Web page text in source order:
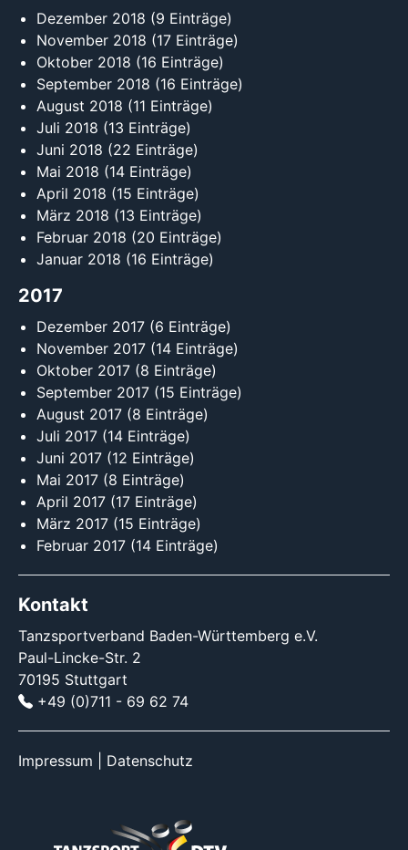
Dezember 2018 (9 Einträge)
November 2018 (17 Einträge)
Oktober 2018 (16 Einträge)
September 2018 (16 Einträge)
August 2018 (11 Einträge)
Juli 2018 (13 Einträge)
Juni 2018 (22 Einträge)
Mai 2018 (14 Einträge)
April 2018 (15 Einträge)
März 2018 (13 Einträge)
Februar 2018 (20 Einträge)
Januar 2018 (16 Einträge)
2017
Dezember 2017 (6 Einträge)
November 2017 (14 Einträge)
Oktober 2017 (8 Einträge)
September 2017 (15 Einträge)
August 2017 (8 Einträge)
Juli 2017 (14 Einträge)
Juni 2017 (12 Einträge)
Mai 2017 (8 Einträge)
April 2017 (17 Einträge)
März 2017 (15 Einträge)
Februar 2017 (14 Einträge)
Kontakt
Tanzsportverband Baden-Württemberg e.V.
Paul-Lincke-Str. 2
70195 Stuttgart
+49 (0)711 - 69 62 74
Impressum Datenschutz